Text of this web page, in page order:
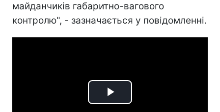
майданчиків габаритно-вагового
контролю", - зазначається у повідомленні.
Play